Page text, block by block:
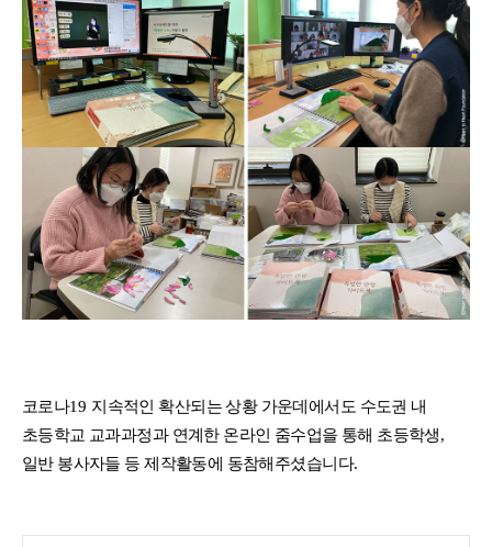
코로나19 지속적인 확산되는 상황 가운데에서도 수도권 내
초등학교 교과과정과 연계한 온라인 줌수업을 통해 초등학생,
일반 봉사자들 등제작활동에 동참해주셨습니다.